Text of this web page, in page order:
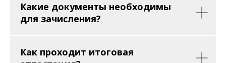
Какие документы необходимы
для зачисления?
Как проходит итоговая